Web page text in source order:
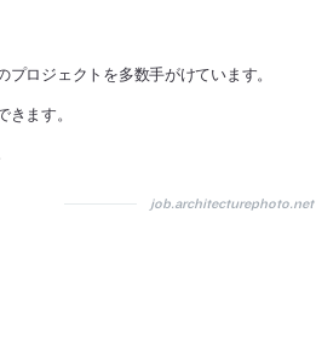
ロジェクトを多数手がけています。
ます。
job.architecturephoto.net